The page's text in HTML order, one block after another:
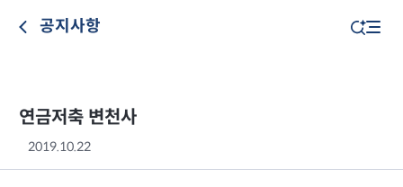
공지사항
연금저축 변천사
2019.10.22